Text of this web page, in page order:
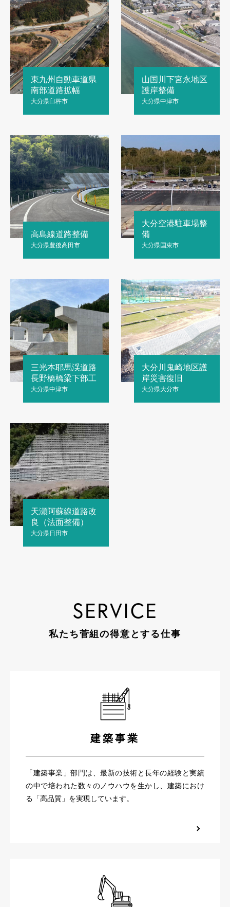
東九州自動車道県
南部道路拡幅
大分県臼杵市
山国川下宮永地区
護岸整備
大分県中津市
高島線道路整備
大分県豊後高田市
大分空港駐車場整
備
大分県国東市
三光本耶馬渓道路
長野橋橋梁下部工
大分県中津市
大分川鬼崎地区護
岸災害復旧
大分県大分市
天瀬阿蘇線道路改
良（法面整備）
大分県日田市
SERVICE
私たち菅組の得意とする仕事
建築事業
「建築事業」部門は、最新の技術と長年の経験と実績
の中で培われた数々のノウハウを生かし、建築におけ
る「高品質」を実現しています。